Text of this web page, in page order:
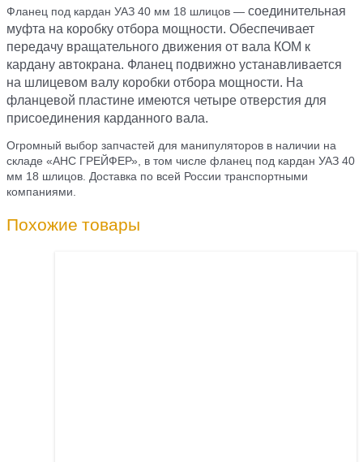
мм
18
шлицов
Фланец под кардан УАЗ 40 мм 18 шлицов — соединительная
муфта на коробку отбора мощности. Обеспечивает
передачу вращательного движения от вала КОМ к
кардану автокрана. Фланец подвижно устанавливается
на шлицевом валу коробки отбора мощности. На
фланцевой пластине имеются четыре отверстия для
присоединения карданного вала.
Огромный выбор запчастей для манипуляторов в наличии на
складе «АНС ГРЕЙФЕР», в том числе фланец под кардан УАЗ 40
мм 18 шлицов. Доставка по всей России транспортными
компаниями.
Похожие товары